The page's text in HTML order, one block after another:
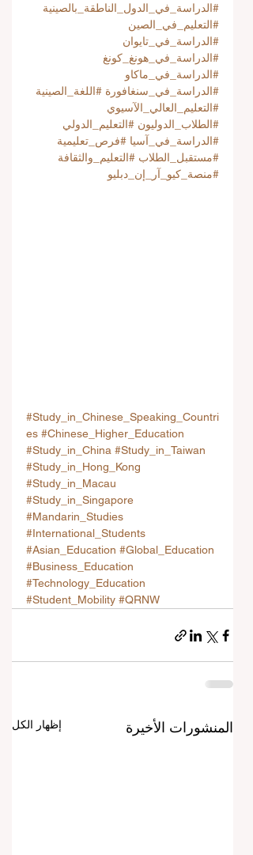
#الدراسة_في_الدول_الناطقة_بالصينية
#التعليم_في_الصين
#الدراسة_في_تايوان
#الدراسة_في_هونغ_كونغ
#الدراسة_في_ماكاو
#الدراسة_في_سنغافورة #اللغة_الصينية
#التعليم_العالي_الآسيوي
#الطلاب_الدوليون #التعليم_الدولي
#الدراسة_في_آسيا #فرص_تعليمية
#مستقبل_الطلاب #التعليم_والثقافة
#منصة_كيو_آر_إن_دبليو
#Study_in_Chinese_Speaking_Countri
es #Chinese_Higher_Education
#Study_in_China #Study_in_Taiwan
#Study_in_Hong_Kong
#Study_in_Macau
#Study_in_Singapore
#Mandarin_Studies
#International_Students
#Asian_Education #Global_Education
#Business_Education
#Technology_Education
#Student_Mobility #QRNW
المنشورات الأخيرة إظهار الكل